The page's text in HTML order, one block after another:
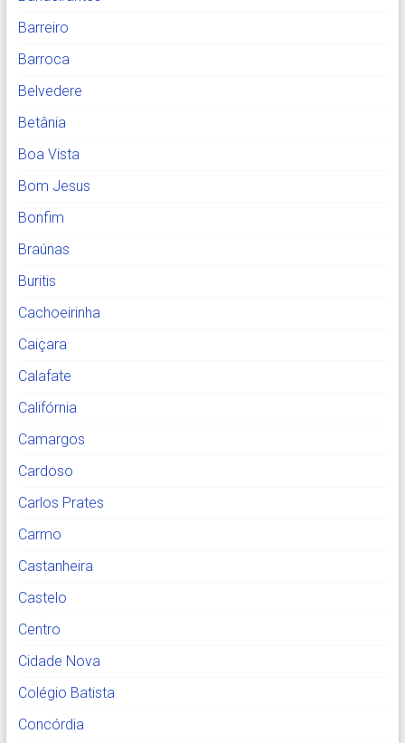
Barreiro
Barroca
Belvedere
Betânia
Boa Vista
Bom Jesus
Bonfim
Braúnas
Buritis
Cachoeirinha
Caiçara
Calafate
Califórnia
Camargos
Cardoso
Carlos Prates
Carmo
Castanheira
Castelo
Centro
Cidade Nova
Colégio Batista
Concórdia